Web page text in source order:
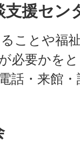
支援セン
ことや福
必要かを
話・来館